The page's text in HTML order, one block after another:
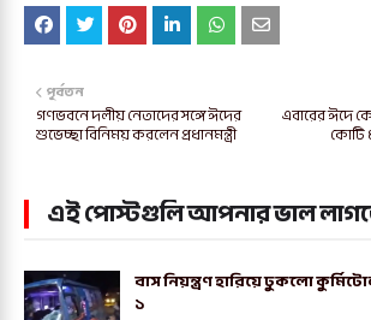
এবারের ঈদে
কোটি
পূর্বতন
গণভবনে দলীয় নেতাদের সঙ্গে ঈদের
শুভেচ্ছা বিনিময় করলেন প্রধানমন্ত্রী
এই পোস্টগুলি আপনার ভাল
বাস নিয়ন্ত্রণ হারিয়ে ঢুকলো
১